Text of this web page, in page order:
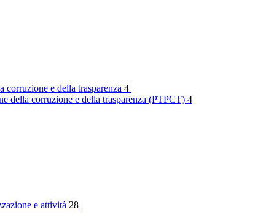
corruzione e della trasparenza 4
della corruzione e della trasparenza (PTPCT) 4
e attività 28